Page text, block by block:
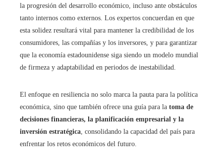
la progresión del desarrollo económico, incluso ante obstáculos
tanto internos como externos. Los expertos concuerdan en que
esta solidez resultará vital para mantener la credibilidad de los
consumidores, las compañías y los inversores, y para garantizar
que la economía estadounidense siga siendo un modelo mundial
de firmeza y adaptabilidad en periodos de inestabilidad.
El enfoque en resiliencia no solo marca la pauta para la política
económica, sino que también ofrece una guía para la toma de
decisiones financieras, la planificación empresarial y la
inversión estratégica, consolidando la capacidad del país para
enfrentar los retos económicos del futuro.